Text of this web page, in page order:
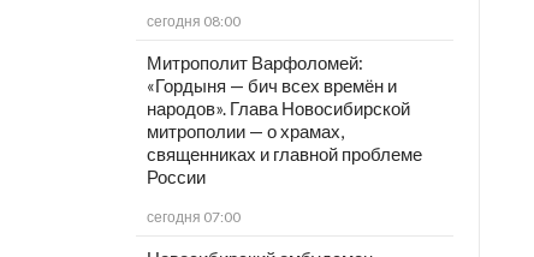
сегодня 08:00
Митрополит Варфоломей:
«Гордыня — бич всех времён и
народов». Глава Новосибирской
митрополии — о храмах,
священниках и главной проблеме
России
сегодня 07:00